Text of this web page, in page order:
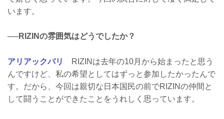
います。
──RIZINの雰囲気はどうでしたか？
アリアックバリ
RIZINは去年の10月から始まったと思う
んですけど、私の希望としてはずっと参加したかったんで
す。だから、今回は親切な日本国民の前でRIZINの仲間と
して闘うことができたことをうれしく思っています。